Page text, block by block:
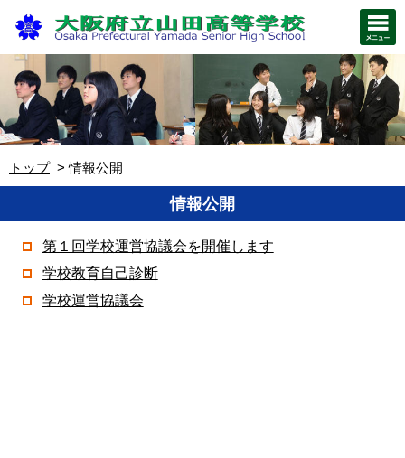
トップ 情報公開
情報公開
第１回学校運営協議会を開催します
学校教育自己診断
学校運営協議会